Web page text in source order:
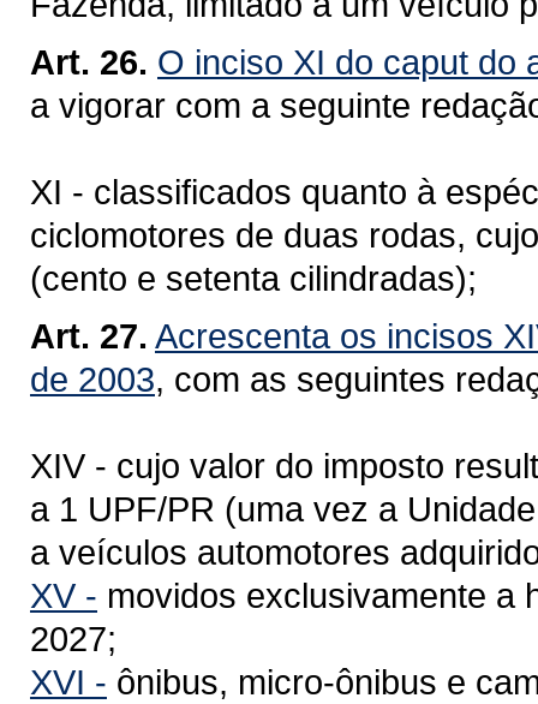
Art. 26. O inciso XI do caput do
a vigorar com a seguinte
XI - classificados quanto à
ciclomotores de duas rodas,
(cento e setenta cilindradas);
Art. 27. Acrescenta os incisos
de 2003, com as seguintes
XIV - cujo valor do imposto
a 1 UPF/PR (uma vez a
a veículos automotores
XV - movidos exclusivamente a
2027;
XVI - ônibus, micro-ônibus e